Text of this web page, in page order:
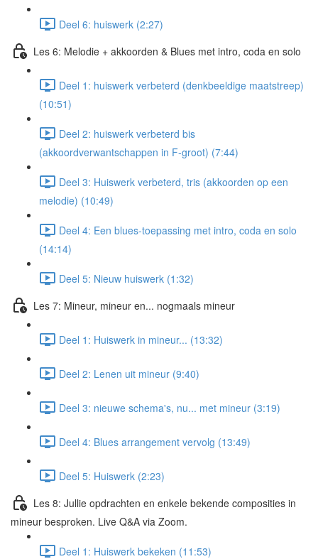
Deel 6: huiswerk (2:27)
Les 6: Melodie + akkoorden & Blues met intro, coda en solo
Deel 1: huiswerk verbeterd (denkbeeldige maatstreep)
(10:51)
Deel 2: huiswerk verbeterd bis
(akkoordverwantschappen in F-groot) (7:44)
Deel 3: Huiswerk verbeterd, tris (akkoorden op een
melodie) (10:49)
Deel 4: Een blues-toepassing met intro, coda en solo
(14:14)
Deel 5: Nieuw huiswerk (1:32)
Les 7: Mineur, mineur en... nogmaals mineur
Deel 1: Huiswerk in mineur... (13:32)
Deel 2: Lenen uit mineur (9:40)
Deel 3: nieuwe schema's, nu... met mineur (3:19)
Deel 4: Blues arrangement vervolg (13:49)
Deel 5: Huiswerk (2:23)
Les 8: Jullie opdrachten en enkele bekende composities in
mineur besproken. Live Q&A via Zoom.
Deel 1: Huiswerk bekeken (11:53)